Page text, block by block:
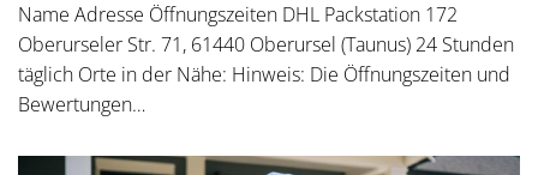
Name Adresse Öffnungszeiten DHL Packstation 172
Oberurseler Str. 71, 61440 Oberursel (Taunus) 24 Stunden
täglich Orte in der Nähe: Hinweis: Die Öffnungszeiten und
Bewertungen…